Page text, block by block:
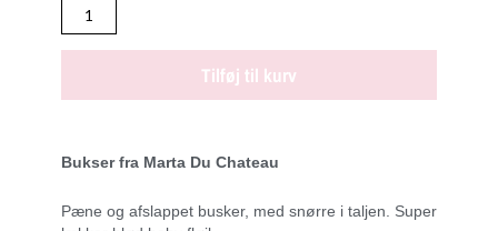
Tilføj til kurv
Bukser fra Marta Du Chateau
Pæne og afslappet busker, med snørre i taljen. Super